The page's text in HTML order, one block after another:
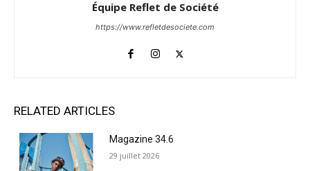
Équipe Reflet de Société
https://www.refletdesociete.com
RELATED ARTICLES
Magazine 34.6
29 juillet 2026